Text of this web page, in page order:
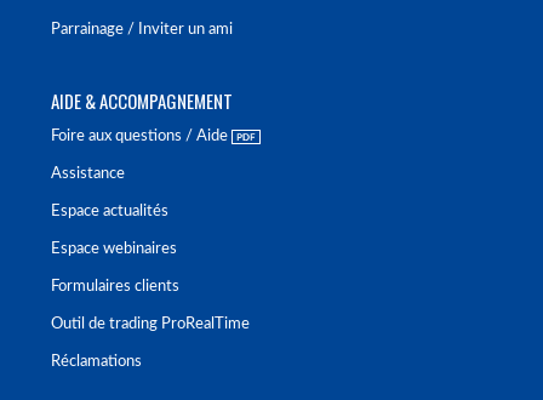
Parrainage / Inviter un ami
AIDE & ACCOMPAGNEMENT
Foire aux questions / Aide
Assistance
Espace actualités
Espace webinaires
Formulaires clients
Outil de trading ProRealTime
Réclamations